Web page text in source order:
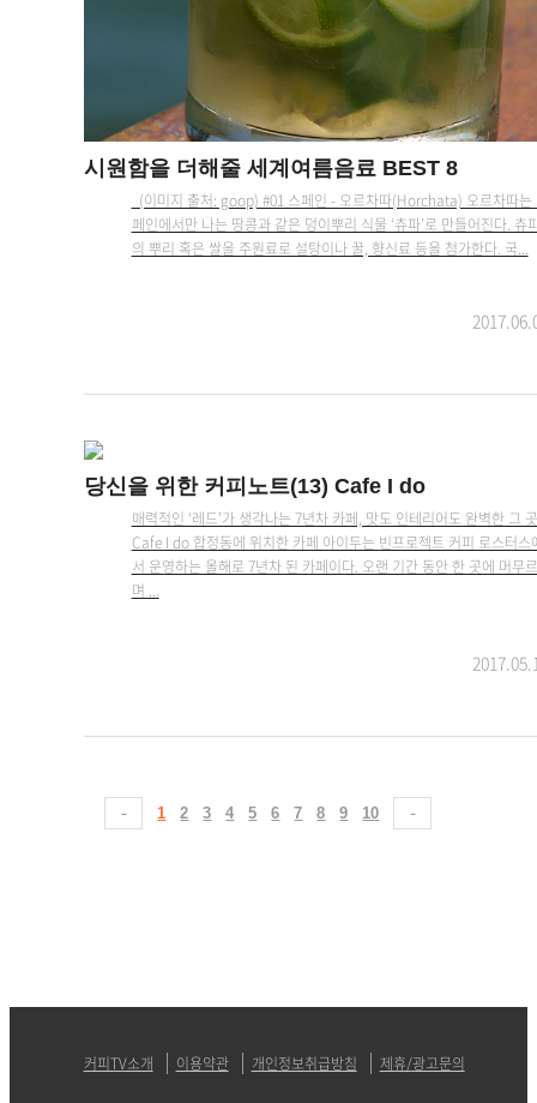
시원함을 더해줄 세계여름음료 BEST 8
(이미지 출처: goop) #01 스페인 - 오르차따(Horchata) 오르차따는
페인에서만 나는 땅콩과 같은 덩이뿌리 식물 ‘츄파’로 만들어진다. 츄
의 뿌리 혹은 쌀을 주원료로 설탕이나 꿀, 향신료 등을 첨가한다. 국...
당신을 위한 커피노트(13) Cafe I do
매력적인 ‘레드’가 생각나는 7년차 카페, 맛도 인테리어도 완벽한 그 곳
Cafe I do 합정동에 위치한 카페 아이두는 빈프로젝트 커피 로스터스
서 운영하는 올해로 7년차 된 카페이다. 오랜 기간 동안 한 곳에 머무르
며 ...
1 2 3 4 5 6 7 8 9 10
커피TV소개 이용약관 개인정보취급방침 제휴/광고문의